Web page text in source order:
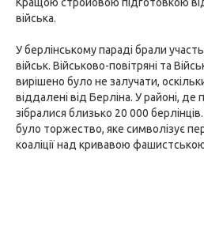
війська.
У берлінському параді брали
військ. Військово-повітряні та
вирішено було не залучати,
віддалені від Берліна. У районі,
зібралися близько 20 000
було торжество, яке символізує
коаліції над кривавою